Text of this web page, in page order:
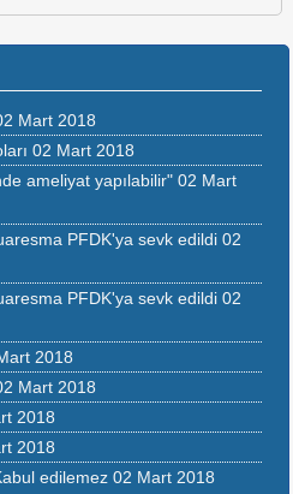
Mart 2018
02 Mart 2018
ameliyat yapılabilir" 02 Mart
PFDK'ya sevk edildi 02
PFDK'ya sevk edildi 02
2018
Mart 2018
2018
2018
edilemez 02 Mart 2018